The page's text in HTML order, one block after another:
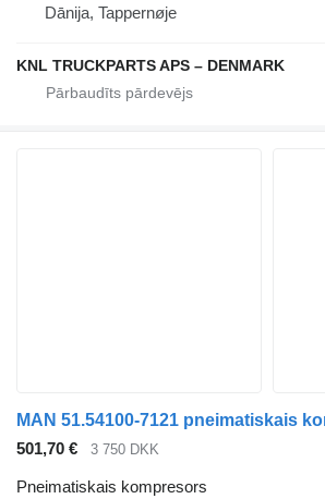
Dānija, Tappernøje
KNL TRUCKPARTS APS – DENMARK
501,70 € 3 750 DKK
Pneimatiskais kompresors